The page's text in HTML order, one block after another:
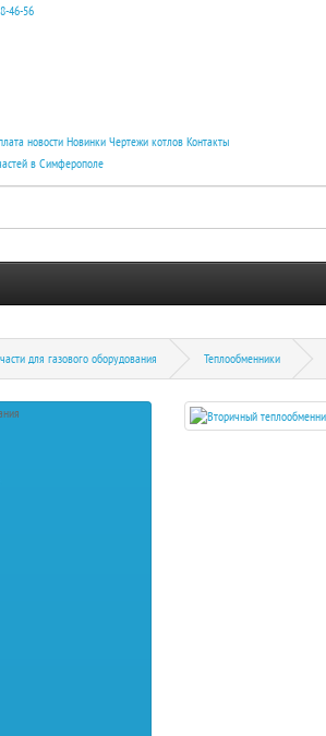
46-56
новости Новинки Чертежи котлов Контакты
для газового оборудования Теплообменники